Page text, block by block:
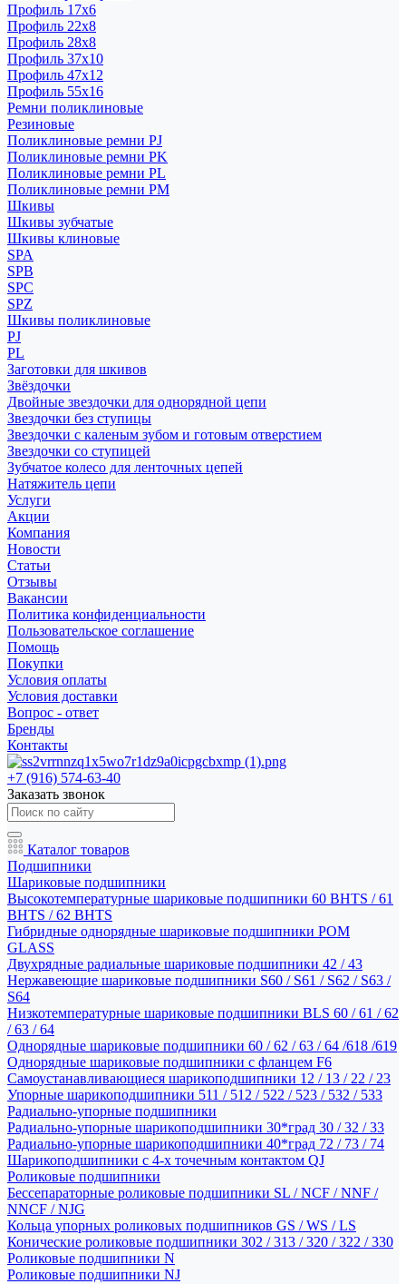
Профиль 17x6
Профиль 22x8
Профиль 28x8
Профиль 37x10
Профиль 47x12
Профиль 55x16
Ремни поликлиновые
Резиновые
Поликлиновые ремни PJ
Поликлиновые ремни PK
Поликлиновые ремни PL
Поликлиновые ремни PM
Шкивы
Шкивы зубчатые
Шкивы клиновые
SPA
SPB
SPC
SPZ
Шкивы поликлиновые
PJ
PL
Заготовки для шкивов
Звёздочки
Двойные звездочки для однорядной цепи
Звездочки без ступицы
Звездочки с каленым зубом и готовым отверстием
Звездочки со ступицей
Зубчатое колесо для ленточных цепей
Натяжитель цепи
Услуги
Акции
Компания
Новости
Статьи
Отзывы
Вакансии
Политика конфиденциальности
Пользовательское соглашение
Помощь
Покупки
Условия оплаты
Условия доставки
Вопрос - ответ
Бренды
Контакты
+7 (916) 574-63-40
Заказать звонок
Каталог товаров
Подшипники
Шариковые подшипники
Высокотемпературные шариковые подшипники 60 BHTS / 61
BHTS / 62 BHTS
Гибридные однорядные шариковые подшипники POM
GLASS
Двухрядные радиальные шариковые подшипники 42 / 43
Нержавеющие шариковые подшипники S60 / S61 / S62 / S63 /
S64
Низкотемпературные шариковые подшипники BLS 60 / 61 / 62
/ 63 / 64
Однорядные шариковые подшипники 60 / 62 / 63 / 64 /618 /619
Однорядные шариковые подшипники с фланцем F6
Самоустанавливающиеся шарикоподшипники 12 / 13 / 22 / 23
Упорные шарикоподшипники 511 / 512 / 522 / 523 / 532 / 533
Радиально-упорные подшипники
Радиально-упорные шарикоподшипники 30*град 30 / 32 / 33
Радиально-упорные шарикоподшипники 40*град 72 / 73 / 74
Шарикоподшипники с 4-х точечным контактом QJ
Роликовые подшипники
Бессепараторные роликовые подшипники SL / NCF / NNF /
NNCF / NJG
Кольца упорных роликовых подшипников GS / WS / LS
Конические роликовые подшипники 302 / 313 / 320 / 322 / 330
Роликовые подшипники N
Роликовые подшипники NJ